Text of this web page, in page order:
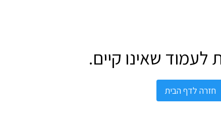
שאינו קיים.
חזרה לדף הבית